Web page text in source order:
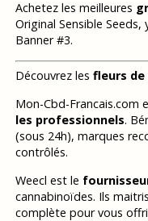
Achetez les meilleures
Original Sensible
Banner #3.
Découvrez les fleurs de
Mon-Cbd-Francais.com
les professionnels.
(sous 24h), marques
contrôlés.
Weecl est le
cannabinoïdes. Ils
complète pour vous